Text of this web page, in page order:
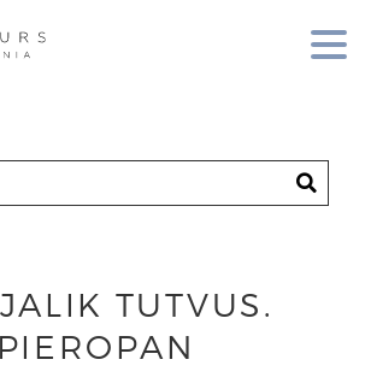
TUTVUS.
PIEROPAN